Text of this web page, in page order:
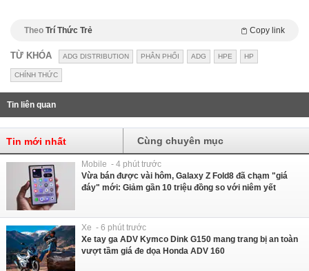
Theo Trí Thức Trẻ Copy link
TỪ KHÓA ADG DISTRIBUTION PHÂN PHỐI ADG HPE HP
CHÍNH THỨC
Tin liên quan
Tin mới nhất Cùng chuyên mục
Mobile - 4 phút trước
Vừa bán được vài hôm, Galaxy Z Fold8 đã chạm "giá
đáy" mới: Giảm gần 10 triệu đồng so với niêm yết
Xe - 6 phút trước
Xe tay ga ADV Kymco Dink G150 mang trang bị an toàn
vượt tầm giá đe dọa Honda ADV 160